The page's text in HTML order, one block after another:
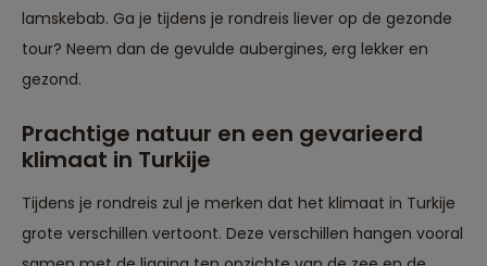
lamskebab. Ga je tijdens je rondreis liever op de gezonde
tour? Neem dan de gevulde aubergines, erg lekker en
gezond.
Prachtige natuur en een gevarieerd
klimaat in Turkije
Tijdens je rondreis zul je merken dat het klimaat in Turkije
grote verschillen vertoont. Deze verschillen hangen vooral